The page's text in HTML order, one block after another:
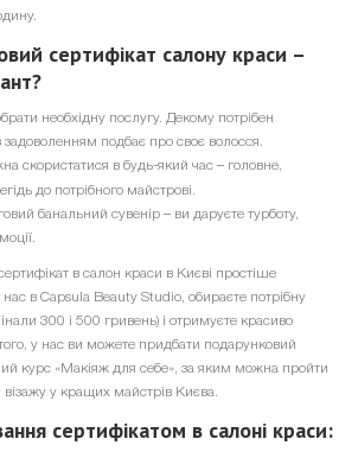
сертифікат салону краси –
необхідну послугу. Декому потрібен
задоволенням подбає про своє волосся.
скористатися в будь-який час – головне,
до потрібного майстрові.
банальний сувенір – ви даруєте турботу,
в салон краси в Києві простіше
нас в Capsula Beauty Studio, обираєте потрібну
300 і 500 гривень) і отримуєте красиво
у нас ви можете придбати подарунковий
курс «Макіяж для себе», за яким можна пройти
у кращих майстрів Києва.
сертифікатом в салоні краси: